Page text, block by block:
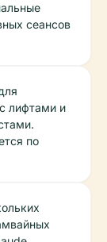
сеансов
лифтами и
по